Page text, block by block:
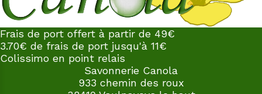
Frais de port offert à partir de 49€
3.70€ de frais de port jusqu'à 11€
Colissimo en point relais
Savonnerie Canola
933 chemin des roux